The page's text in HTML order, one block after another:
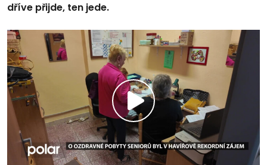
dříve přijde, ten jede.
Přehrát
video